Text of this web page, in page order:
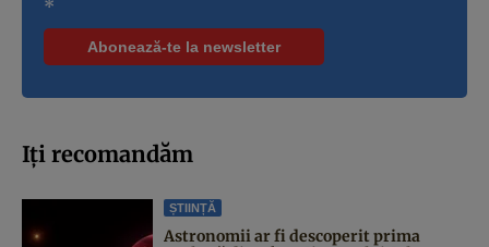
*
Iți recomandăm
ȘTIINȚĂ
Astronomii ar fi descoperit prima